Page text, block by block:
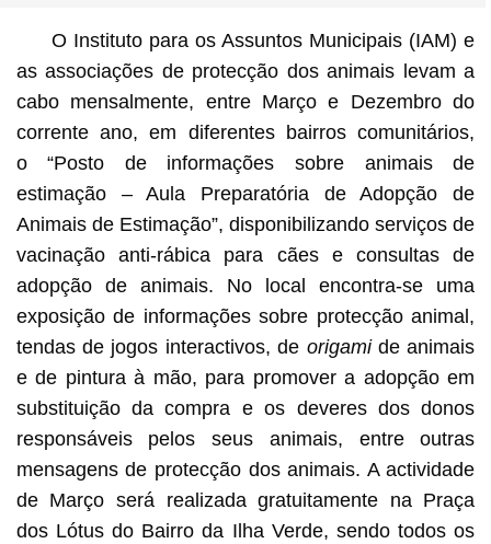
O Instituto para os Assuntos Municipais (IAM) e
as associações de protecção dos animais levam a
cabo mensalmente, entre Março e Dezembro do
corrente ano, em diferentes bairros comunitários,
o “Posto de informações sobre animais de
estimação – Aula Preparatória de Adopção de
Animais de Estimação”, disponibilizando serviços de
vacinação anti-rábica para cães e consultas de
adopção de animais. No local encontra-se uma
exposição de informações sobre protecção animal,
tendas de jogos interactivos, de origamide animais
e de pintura à mão, para promover a adopção em
substituição da compra e os deveres dos donos
responsáveis pelos seus animais, entre outras
mensagens de protecção dos animais. A actividade
de Março será realizada gratuitamente na Praça
dos Lótus do Bairro da Ilha Verde, sendo todos os